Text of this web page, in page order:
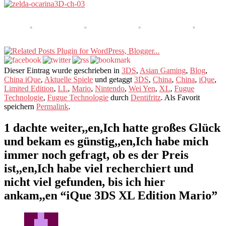
Dieser Eintrag wurde geschrieben in 3DS, Asian Gaming, Blog,
China iQue, Aktuelle Spiele und getaggt3DS, China, China, iQue,
Limited Edition, LL, Mario, Nintendo, Wei Yen, XL, Fugue
Technologie, Fugue Technologie durch Dentifritz. Als Favorit
speichern Permalink.
1 dachte weiter,,en,Ich hatte großes Glück
und bekam es günstig,,en,Ich habe mich
immer noch gefragt, ob es der Preis
ist,,en,Ich habe viel recherchiert und
nicht viel gefunden, bis ich hier
ankam,,en “iQue 3DS XL Edition Mario”